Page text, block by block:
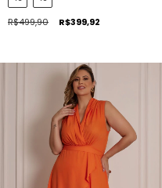
R$499,90 R$399,92